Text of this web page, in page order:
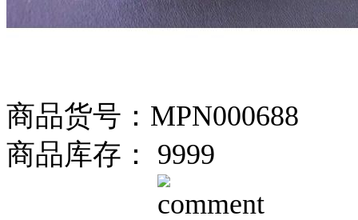
商品货号：MPN000688
商品库存： 9999